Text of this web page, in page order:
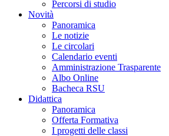
Percorsi di studio
Novità
Panoramica
Le notizie
Le circolari
Calendario eventi
Amministrazione Trasparente
Albo Online
Bacheca RSU
Didattica
Panoramica
Offerta Formativa
I progetti delle classi